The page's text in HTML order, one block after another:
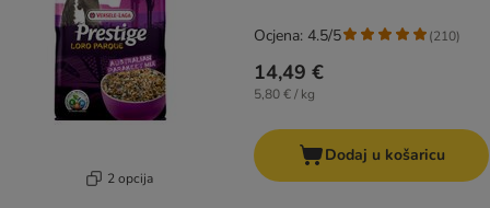
2 opcija
14,49 €
5,80 € / kg
Ocjena: 4.5/5 (210)
Dodaj u košaricu